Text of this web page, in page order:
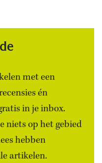
met een
én
in je inbox.
niets op het gebied
hebben
artikelen.